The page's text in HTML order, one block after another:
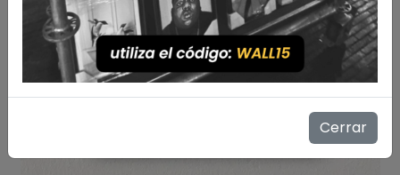
Cerrar